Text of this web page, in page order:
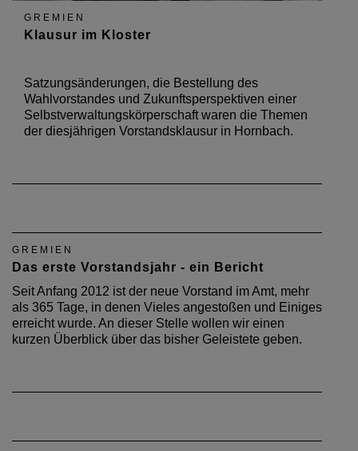
GREMIEN
Klausur im Kloster
Satzungsänderungen, die Bestellung des
Wahlvorstandes und Zukunftsperspektiven einer
Selbstverwaltungskörperschaft waren die Themen
der diesjährigen Vorstandsklausur in Hornbach.
GREMIEN
Das erste Vorstandsjahr - ein Bericht
Seit Anfang 2012 ist der neue Vorstand im Amt, mehr
als 365 Tage, in denen Vieles angestoßen und Einiges
erreicht wurde. An dieser Stelle wollen wir einen
kurzen Überblick über das bisher Geleistete geben.